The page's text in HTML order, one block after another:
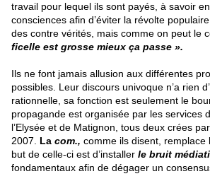
travail pour lequel ils sont payés, à savoir
consciences afin d’éviter la révolte
des contre vérités, mais comme on peut le
ficelle est grosse mieux ça passe ».
Ils ne font jamais allusion aux différentes
possibles. Leur discours univoque n’a rien
rationnelle, sa fonction est seulement le
propagande est organisée par les services
l’Elysée et de Matignon, tous deux crées
2007. La com., comme ils disent, remplace
but de celle-ci est d’installer le bruit
fondamentaux afin de dégager un